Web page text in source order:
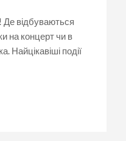
Де відбуваються
на концерт чи в
Найцікавіші події